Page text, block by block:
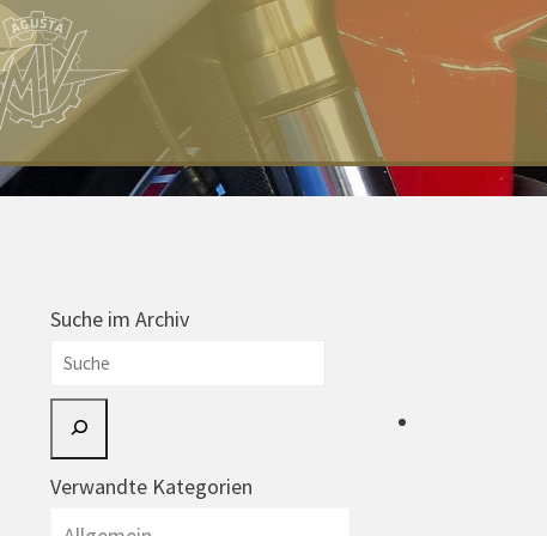
Suche im Archiv
Suche
Verwandte Kategorien